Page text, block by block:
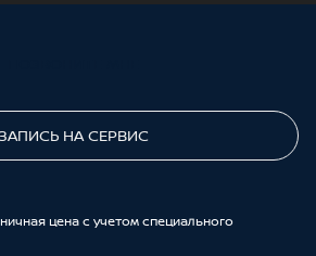
ЗАПИСЬ НА СЕРВИС
цена с учетом специального